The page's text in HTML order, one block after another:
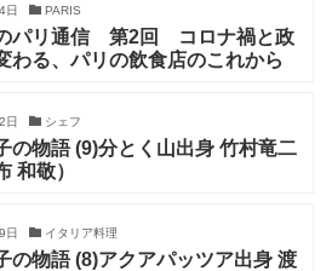
日 PARIS
パリ通信 第2回 コロナ禍と政
わる、パリの飲食店のこれから
日 シェフ
の物語 (9)分とく山出身 竹村竜二
和敬）
日 イタリア料理
の物語 (8)アクアパッツア出身 渡